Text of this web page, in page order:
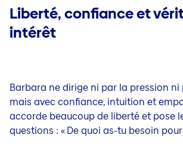
Liberté, confiance et
intérêt
Barbara ne dirige ni par la pression
mais avec confiance, intuition et
accorde beaucoup de liberté et pose
questions : « De quoi as-tu besoin pour